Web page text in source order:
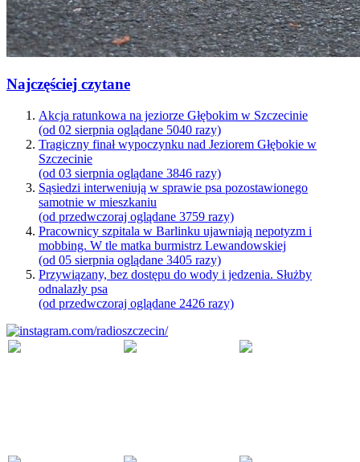
Najczęściej czytane
Akcja ratunkowa na jeziorze Głębokim w Szczecinie
(od 02 sierpnia oglądane 5040 razy)
Tragiczny finał wypoczynku nad Jeziorem Głębokie w
Szczecinie
(od 03 sierpnia oglądane 3846 razy)
Sąsiedzi interweniują w sprawie psa pozostawionego
samotnie w mieszkaniu
(od przedwczoraj oglądane 3759 razy)
Pracownicy szpitala w Barlinku ujawniają nepotyzm i
mobbing. W tle matka burmistrz Lewandowskiej
(od 05 sierpnia oglądane 3405 razy)
Przywiązany, bez dostępu do wody i jedzenia. Służby
odnalazły psa
(od przedwczoraj oglądane 2426 razy)